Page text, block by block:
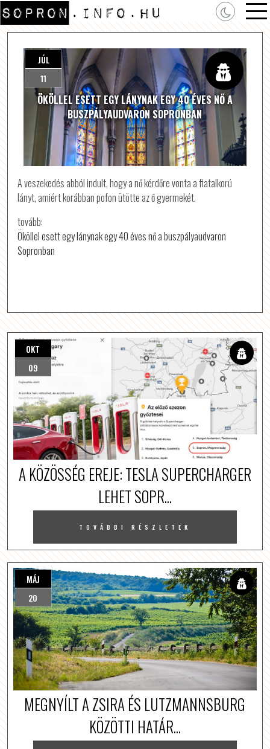
ÖKÖLLEL ESETT EGY LÁNYNAK EGY 40 ÉVES NŐ A
BUSZPÁLYAUDVARON SOPRONBAN
JÚL
11
A veszekedés abból indult, hogy a nő kérdőre vonta a fiatalkorú
lányt, amiért korábban pofon ütötte az ő gyermekét.
tovább:
Ököllel esett egy lánynak egy 40 éves nő a buszpályaudvaron
Sopronban
OKT
09
A KÖZÖSSÉG EREJE: TESLA SUPERCHARGER
LEHET SOPR...
TOVÁBBI RÉSZLETEK
MÁJ
20
MEGNYÍLT A ZSIRA ÉS LUTZMANNSBURG
KÖZÖTTI HATÁR...